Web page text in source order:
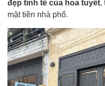
đẹp tinh tế của hoa tuyết,
mặt tiền nhà phố.